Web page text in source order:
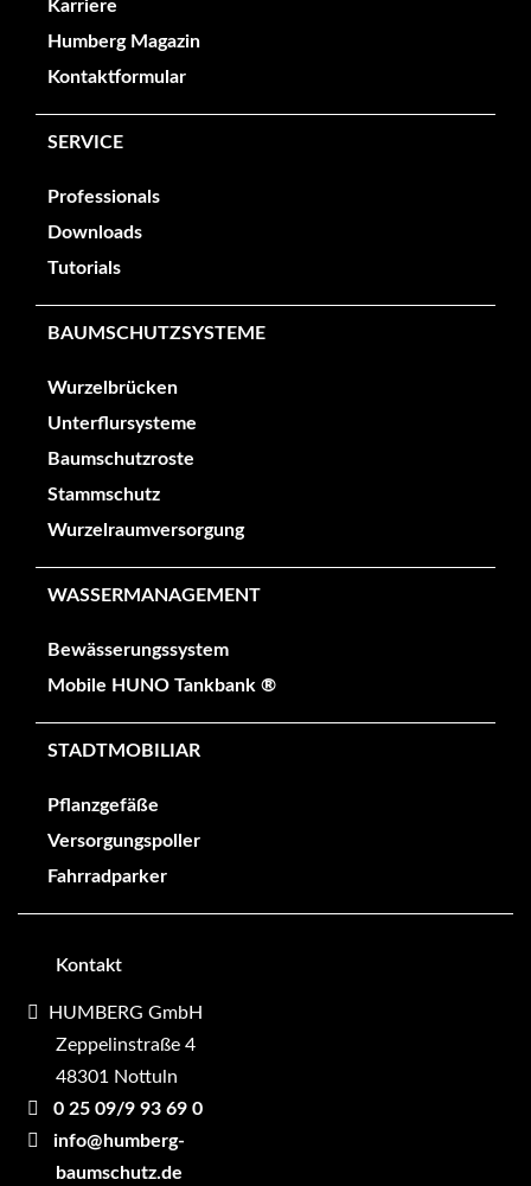
Karriere
Humberg Magazin
Kontaktformular
SERVICE
Professionals
Downloads
Tutorials
BAUMSCHUTZSYSTEME
Wurzelbrücken
Unterflursysteme
Baumschutzroste
Stammschutz
Wurzelraumversorgung
WASSERMANAGEMENT
Bewässerungssystem
Mobile HUNO Tankbank ®
STADTMOBILIAR
Pflanzgefäße
Versorgungspoller
Fahrradparker
Kontakt
HUMBERG GmbH
Zeppelinstraße 4
48301 Nottuln
0 25 09/9 93 69 0
info@humberg-
baumschutz.de